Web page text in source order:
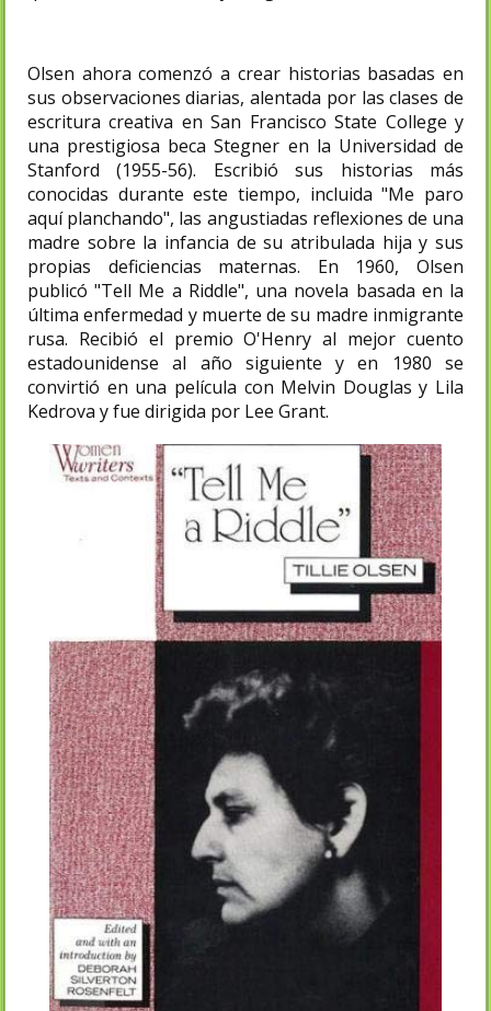
Olsen ahora comenzó a crear historias basadas en
sus observaciones diarias, alentada por las clases de
escritura creativa en San Francisco State College y
una prestigiosa beca Stegner en la Universidad de
Stanford (1955-56). Escribió sus historias más
conocidas durante este tiempo, incluida "Me paro
aquí planchando", las angustiadas reflexiones de una
madre sobre la infancia de su atribulada hija y sus
propias deficiencias maternas. En 1960, Olsen
publicó "Tell Me a Riddle", una novela basada en la
última enfermedad y muerte de su madre inmigrante
rusa. Recibió el premio O'Henry al mejor cuento
estadounidense al año siguiente y en 1980 se
convirtió en una película con Melvin Douglas y Lila
Kedrova y fue dirigida por Lee Grant.